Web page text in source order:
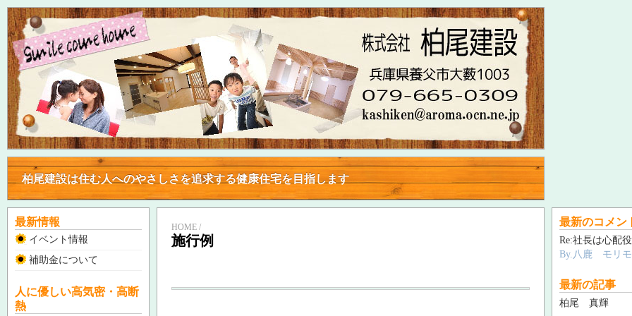
柏尾建設は住む人へのやさしさを追求する健康住宅を目指します
柏尾建設は住む人へのやさしさを追求する健康住宅を目指します
最新情報
イベント情報
補助金について
人に優しい高気密・高断
熱
HOME /
施行例
最新のコメン
Re:社長は心配役
By.八鹿 モリ
最新の記事
柏尾 真輝